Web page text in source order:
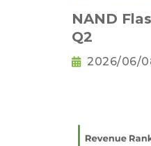
NAND
Q2
2026/06/